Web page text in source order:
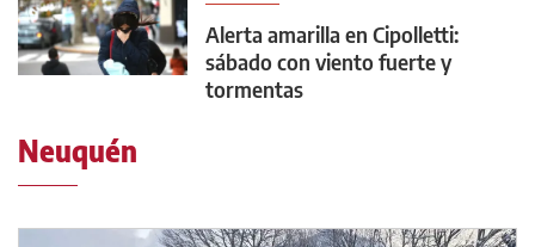
Alerta amarilla en Cipolletti:
sábado con viento fuerte y
tormentas
Neuquén